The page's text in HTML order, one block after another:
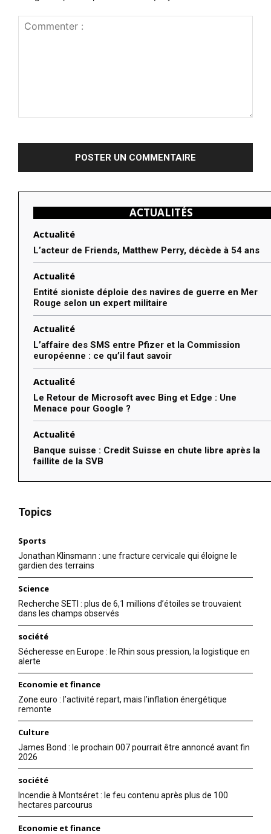
ACTUALITÉS
Actualité
L’acteur de Friends, Matthew Perry, décède à 54 ans
Actualité
Entité sioniste déploie des navires de guerre en Mer
Rouge selon un expert militaire
Actualité
L’affaire des SMS entre Pfizer et la Commission
européenne : ce qu’il faut savoir
Actualité
Le Retour de Microsoft avec Bing et Edge : Une
Menace pour Google ?
Actualité
Banque suisse : Credit Suisse en chute libre après la
faillite de la SVB
Topics
Sports
Jonathan Klinsmann : une fracture cervicale qui éloigne le
gardien des terrains
Science
Recherche SETI : plus de 6,1 millions d’étoiles se trouvaient
dans les champs observés
société
Sécheresse en Europe : le Rhin sous pression, la logistique en
alerte
Economie et finance
Zone euro : l’activité repart, mais l’inflation énergétique
remonte
Culture
James Bond : le prochain 007 pourrait être annoncé avant fin
2026
société
Incendie à Montséret : le feu contenu après plus de 100
hectares parcourus
Economie et finance